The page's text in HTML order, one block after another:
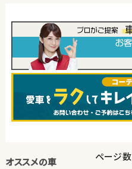
オススメの車 ページ数